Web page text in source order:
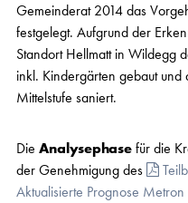
Gemeinderat 2014 das
festgelegt. Aufgrund der
Standort Hellmatt in Wildegg
inkl. Kindergärten gebaut und
Mittelstufe saniert.
Die Analysephasefür die
der Genehmigung des
Aktualisierte Prognose